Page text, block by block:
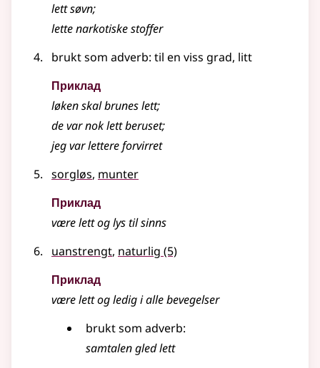
lettsøvn;
lettenarkotiske stoffer
brukt som adverb: til en viss grad, litt
Приклад
løken skal brunes lett;
de var nok lett beruset;
jeg varlettereforvirret
sorgløs, munter
Приклад
værelettog lys til sinns
uanstrengt, naturlig (5)
Приклад
værelettog ledig i alle bevegelser
brukt som adverb:
samtalen gledlett